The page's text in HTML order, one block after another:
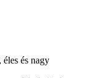
és nagy